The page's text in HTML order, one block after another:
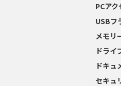
PCア
USBフ
メモリ
ドライ
ドキュ
セキュ